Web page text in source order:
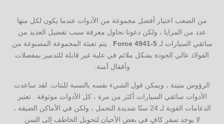
من الصعب اختيار أفضل مجموعة من الأدوات عندما يكون لكل منها
عدد من المزايا ، ولكن دعونا نحاول معرفة سبب تفضيل العديد من
سائقي السيارات لـForce 4941-5 . يتم تعبئة المجموعة المصنوعة من
الفولاذ عالي الجودة بشكل ملائم في علبة غير قابلة للتدمير بمفصلات
وأقفال آمنة.
الرؤوس متينة ، ويمكن قول الشيء نفسه بالنسبة للبتات. لقد ساعدت
الأدوات سائقي السيارات أكثر من مرة ، كل الأدوات موثوقة . تعتبر
الدعامات القوية لـ 24 سنًا شديدة التحمل ، ولكن في الأماكن الضيقة ،
لا يوجد سفر كافٍ في بعض الأحيان لتحويل الخاطف إلى السن